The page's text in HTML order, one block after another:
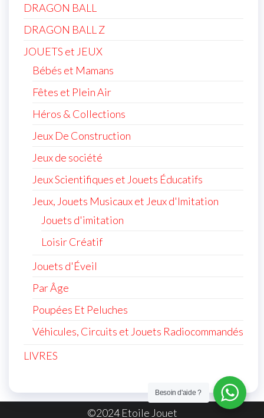
DRAGON BALL
DRAGON BALL Z
JOUETS et JEUX
Bébés et Mamans
Fêtes et Plein Air
Héros & Collections
Jeux De Construction
Jeux de société
Jeux Scientifiques et Jouets Éducatifs
Jeux, Jouets Musicaux et Jeux d'Imitation
Jouets d'imitation
Loisir Créatif
Jouets d'Éveil
Par Âge
Poupées Et Peluches
Véhicules, Circuits et Jouets Radiocommandés
LIVRES
Besoin d'aide ?